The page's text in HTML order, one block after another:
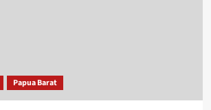
Papua Barat